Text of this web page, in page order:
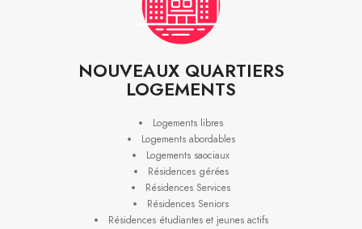
NOUVEAUX QUARTIERS
LOGEMENTS
Logements libres
Logements abordables
Logements saociaux
Résidences gérées
Résidences Services
Résidences Seniors
Résidences étudiantes et jeunes actifs